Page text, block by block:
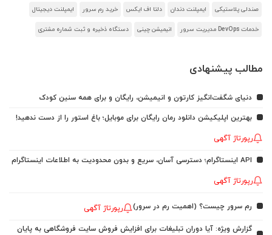
صندلی پلاستیکی ایمپلنت دندان دلتا اف ایکس خرید رم سرور ایمپلنت دیجیتال
خدمات DevOps مدیریت سرور انیمیشن چینی دستگاه ذخیره و ثبت شماره مشتری
مطالب پیشنهادی
دنیای شگفت‌انگیز کارتون و انیمیشن، رایگان و برای همه سنین کودک
بهترین اپلیکیشن دانلود رمان رایگان برای موبایل؛ باغ استور را از دست ندهید!
رپورتاژ آگهی
API اینستاگرام؛ دسترسی آسان، سریع و بدون محدودیت به اطلاعات اینستاگرام
رپورتاژ آگهی
رم سرور چیست؟ (اهمیت رم در سرور) رپورتاژ آگهی
گزارش ویژه: آیا دوران تبلیغات برای افزایش فروش سایت فروشگاهی به پایان